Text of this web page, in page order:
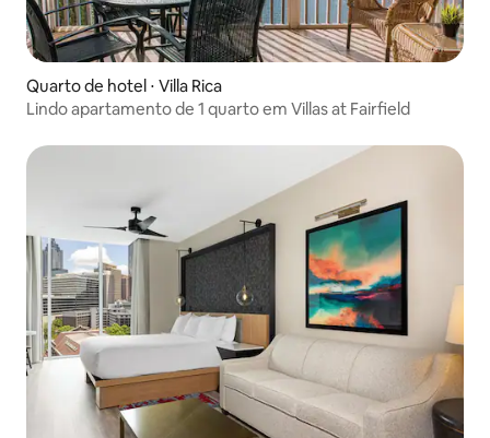
Quarto de hotel ⋅ Villa Rica
Lindo apartamento de 1 quarto em Villas at Fairfield